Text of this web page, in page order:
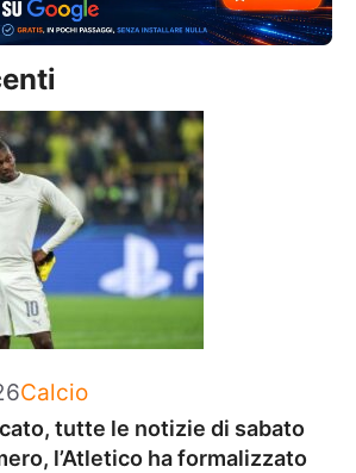
Categorie
Calcio
tutte le notizie di sabato
l’Atletico ha formalizzato